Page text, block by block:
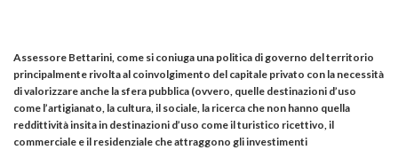
Assessore Bettarini, come si coniuga una politica di governo del territorio
principalmente rivolta al coinvolgimento del capitale privato con la necessità
di valorizzare anche la sfera pubblica (ovvero, quelle destinazioni d’uso
come l’artigianato, la cultura, il sociale, la ricerca che non hanno quella
reddittività insita in destinazioni d’uso come il turistico ricettivo, il
commerciale e il residenziale che attraggono gli investimenti